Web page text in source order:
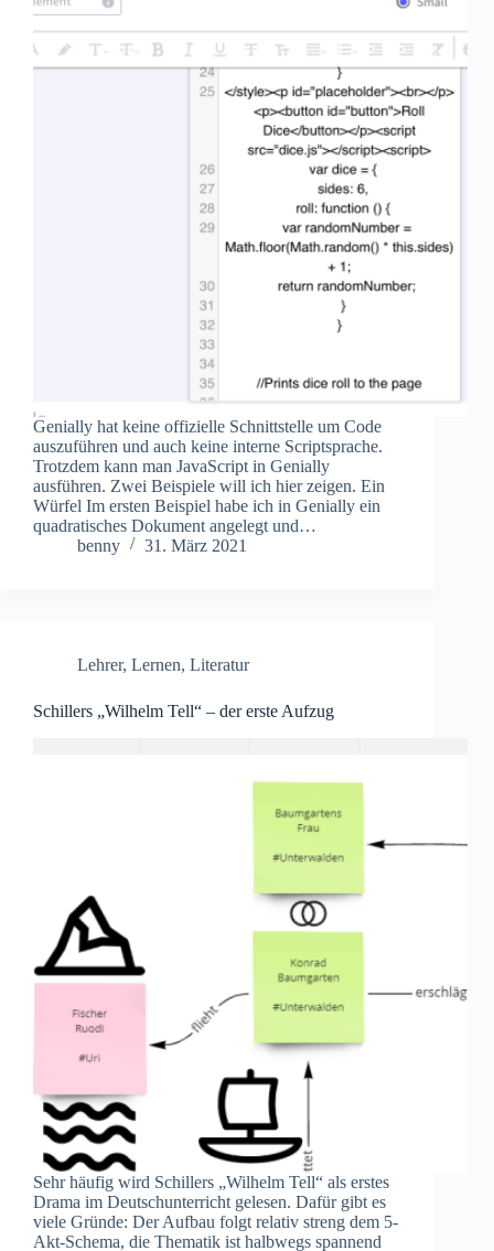
Genially hat keine offizielle Schnittstelle um Code
auszuführen und auch keine interne Scriptsprache.
Trotzdem kann man JavaScript in Genially
ausführen. Zwei Beispiele will ich hier zeigen. Ein
Würfel Im ersten Beispiel habe ich in Genially ein
quadratisches Dokument angelegt und…
benny
31. März 2021
Lehrer, Lernen, Literatur
Schillers „Wilhelm Tell“ – der erste Aufzug
Sehr häufig wird Schillers „Wilhelm Tell“ als erstes
Drama im Deutschunterricht gelesen. Dafür gibt es
viele Gründe: Der Aufbau folgt relativ streng dem 5-
Akt-Schema, die Thematik ist halbwegs spannend